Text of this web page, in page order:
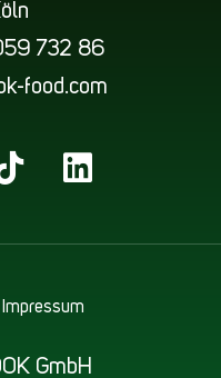
732 86
food.com
GmbH
Impressum